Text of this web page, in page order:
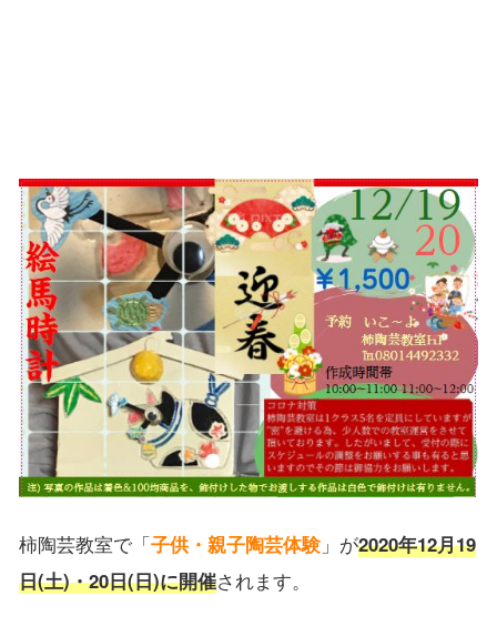
柿陶芸教室で「子供・親子陶芸体験」が2020年12月19
日(土)・20日(日)に開催されます。